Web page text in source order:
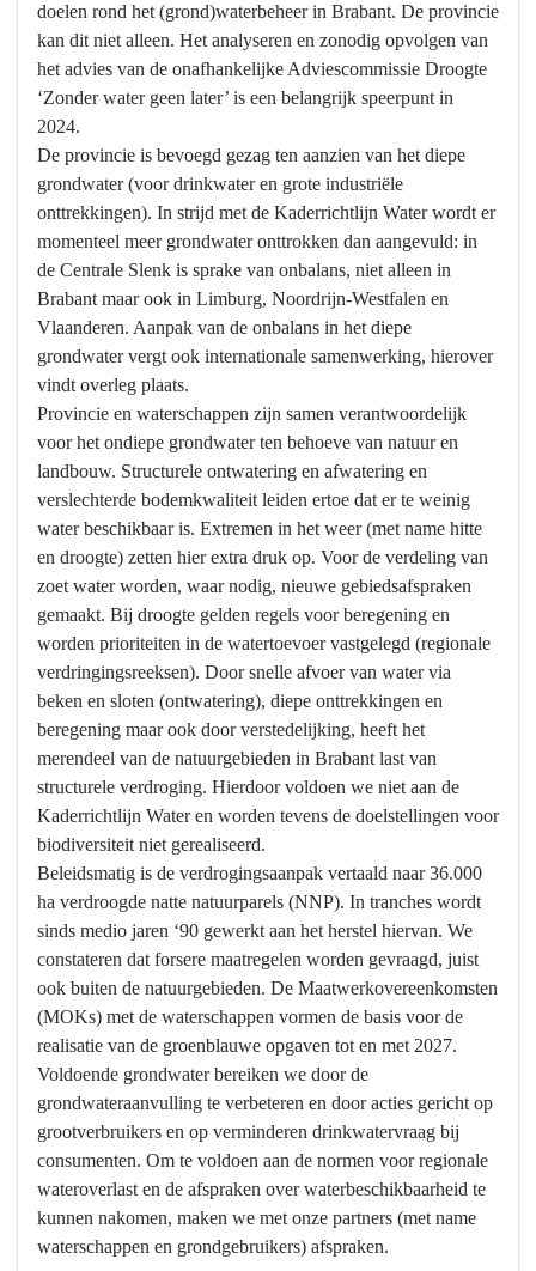
bereiken?
Voldoende
Water
doelen rond het (grond)waterbeheer in Brabant. De provincie
kan dit niet alleen. Het analyseren en zonodig opvolgen van
het advies van de onafhankelijke Adviescommissie Droogte
‘Zonder water geen later’ is een belangrijk speerpunt in
2024.
De provincie is bevoegd gezag ten aanzien van het diepe
grondwater (voor drinkwater en grote industriële
onttrekkingen). In strijd met de Kaderrichtlijn Water wordt er
momenteel meer grondwater onttrokken dan aangevuld: in
de Centrale Slenk is sprake van onbalans, niet alleen in
Brabant maar ook in Limburg, Noordrijn-Westfalen en
Vlaanderen. Aanpak van de onbalans in het diepe
grondwater vergt ook internationale samenwerking, hierover
vindt overleg plaats.
Provincie en waterschappen zijn samen verantwoordelijk
voor het ondiepe grondwater ten behoeve van natuur en
landbouw. Structurele ontwatering en afwatering en
verslechterde bodemkwaliteit leiden ertoe dat er te weinig
water beschikbaar is. Extremen in het weer (met name hitte
en droogte) zetten hier extra druk op. Voor de verdeling van
zoet water worden, waar nodig, nieuwe gebiedsafspraken
gemaakt. Bij droogte gelden regels voor beregening en
worden prioriteiten in de watertoevoer vastgelegd (regionale
verdringingsreeksen). Door snelle afvoer van water via
beken en sloten (ontwatering), diepe onttrekkingen en
beregening maar ook door verstedelijking, heeft het
merendeel van de natuurgebieden in Brabant last van
structurele verdroging. Hierdoor voldoen we niet aan de
Kaderrichtlijn Water en worden tevens de doelstellingen voor
biodiversiteit niet gerealiseerd.
Beleidsmatig is de verdrogingsaanpak vertaald naar 36.000
ha verdroogde natte natuurparels (NNP). In tranches wordt
sinds medio jaren ‘90 gewerkt aan het herstel hiervan. We
constateren dat forsere maatregelen worden gevraagd, juist
ook buiten de natuurgebieden. De Maatwerkovereenkomsten
(MOKs) met de waterschappen vormen de basis voor de
realisatie van de groenblauwe opgaven tot en met 2027.
Voldoende grondwater bereiken we door de
grondwateraanvulling te verbeteren en door acties gericht op
grootverbruikers en op verminderen drinkwatervraag bij
consumenten. Om te voldoen aan de normen voor regionale
wateroverlast en de afspraken over waterbeschikbaarheid te
kunnen nakomen, maken we met onze partners (met name
waterschappen en grondgebruikers) afspraken.